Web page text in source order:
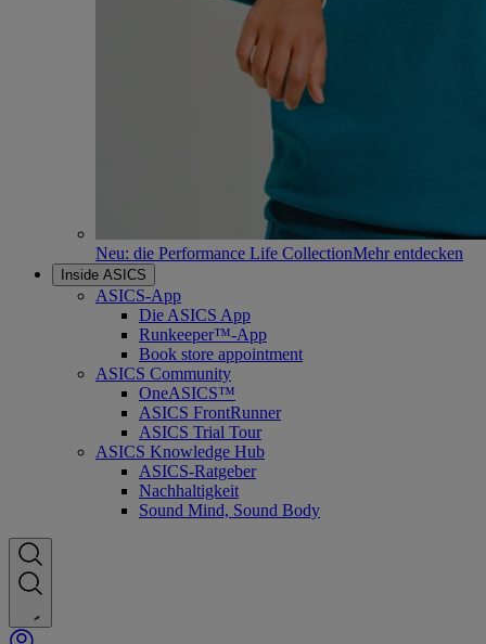
Neu: die Performance Life CollectionMehr entdecken
Inside ASICS
ASICS-App
Die ASICS App
Runkeeper™-App
Book store appointment
ASICS Community
OneASICS™
ASICS FrontRunner
ASICS Trial Tour
ASICS Knowledge Hub
ASICS-Ratgeber
Nachhaltigkeit
Sound Mind, Sound Body